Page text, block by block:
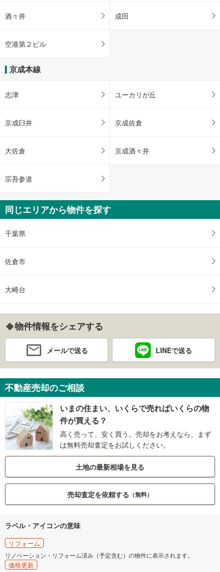
酒々井 成田
空港第２ビル
京成本線
志津 ユーカリが丘
京成臼井 京成佐倉
大佐倉 京成酒々井
宗吾参道
同じエリアから物件を探す
千葉県
佐倉市
大崎台
物件情報をシェアする
メールで送る LINEで送る
不動産売却のご相談
いまの住まい、いくらで売ればいくらの物
件が買える？
高く売って、安く買う。売却をお考えなら、まず
は無料売却査定をお試しください。
土地の最新相場を見る
売却査定を依頼する （無料）
ラベル・アイコンの意味
リフォーム
リノベーション・リフォーム済み（予定含む）の物件に表示されます。
価格更新